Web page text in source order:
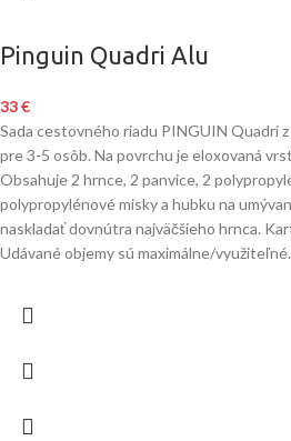
Pinguin Quadri Alu
33€
Sada cestovného riadu PINGUIN Quadri
pre 3-5 osôb. Na povrchu je eloxovaná
Obsahuje 2 hrnce, 2 panvice, 2
polypropylénové misky a hubku na
naskladať dovnútra najväčšieho hrnca.
Udávané objemy sú maximálne/využiteľné.